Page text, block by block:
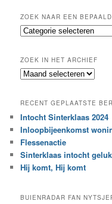
ZOEK NAAR EEN
Z
k
n
a
e
e
n
b
e
a
ZOEK IN HET ARCHIEF
Z
k
i
n
h
e
t
c
RECENT GEPLAATSTE
Intocht Sinterklaas 2024
Inloopbijeenkomst
Flessenactie
Sinterklaas intocht
Hij komt, Hij komt
BUIENRADAR FAN